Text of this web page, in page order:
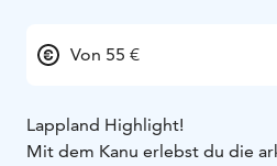
Von 55 €
Lappland Highlight!
Mit dem Kanu erlebst du die